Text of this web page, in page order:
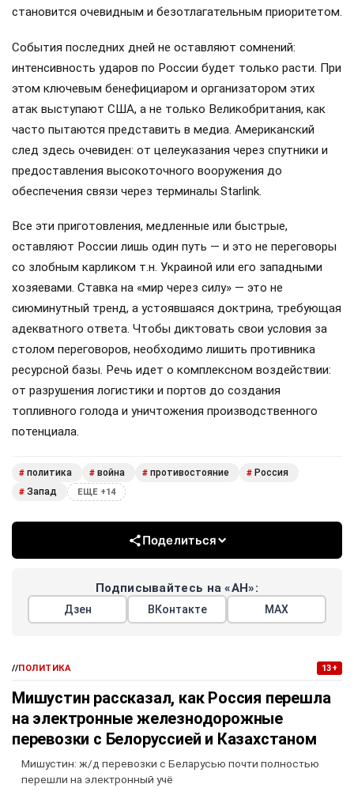
становится очевидным и безотлагательным приоритетом.
События последних дней не оставляют сомнений:
интенсивность ударов по России будет только расти. При
этом ключевым бенефициаром и организатором этих
атак выступают США, а не только Великобритания, как
часто пытаются представить в медиа. Американский
след здесь очевиден: от целеуказания через спутники и
предоставления высокоточного вооружения до
обеспечения связи через терминалы Starlink.
Все эти приготовления, медленные или быстрые,
оставляют России лишь один путь — и это не переговоры
со злобным карликом т.н. Украиной или его западными
хозяевами. Ставка на «мир через силу» — это не
сиюминутный тренд, а устоявшаяся доктрина, требующая
адекватного ответа. Чтобы диктовать свои условия за
столом переговоров, необходимо лишить противника
ресурсной базы. Речь идет о комплексном воздействии:
от разрушения логистики и портов до создания
топливного голода и уничтожения производственного
потенциала.
# политика # война # противостояние # Россия
# Запад ЕЩЕ +14
Поделиться
Подписывайтесь на «АН»:
Дзен ВКонтакте МАХ
//ПОЛИТИКА 13+
Мишустин рассказал, как Россия перешла
на электронные железнодорожные
перевозки с Белоруссией и Казахстаном
Мишустин: ж/д перевозки с Беларусью почти полностью
перешли на электронный учё